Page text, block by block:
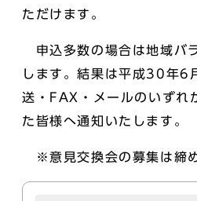
ただけます。
申込多数の場合は地域バ
します。結果は平成30年6
送・FAX・メールのいずれ
た皆様へ通知いたします。
※意見交換会の募集は締め